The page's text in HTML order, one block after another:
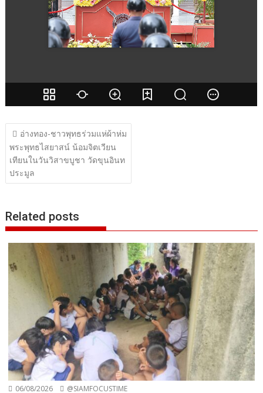
แนะแนว
เรื่อง
อ่างทอง-ชาวพุทธร่วมแห่ผ้าห่ม
พระพุทธไสยาสน์ น้อมจิตเวียน
เทียนในวันวิสาขบูชา วัดขุนอินท
ประมูล
Related posts
06/08/2026 @SIAMFOCUSTIME